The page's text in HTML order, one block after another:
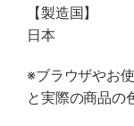
【製造国】
日本
※ブラウザやお
と実際の商品の